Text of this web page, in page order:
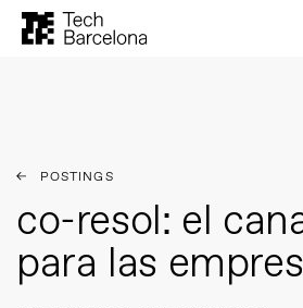
POSTINGS
co-resol: el
para las